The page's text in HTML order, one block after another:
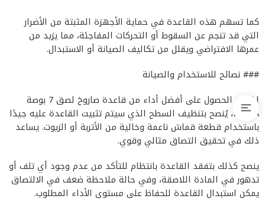
كما تسهم هذه القاعدة في حماية الأجهزة المثبتة من الأضرار
التي قد تنجم عن السقوط أو التحركات المفاجئة، مما يزيد من
عمرها الافتراضي ويقلل من تكاليف الصيانة أو الاستبدال.
### نصائح للاستخدام والصيانة
لضمان الحصول على أفضل أداء من قاعدة صاروخ لصق 7 بوصة
DUMA، يُنصح بتنظيف السطح الذي سيتم تثبيت القاعدة عليه جيدًا
باستخدام قطعة قماش ناعمة وخالية من الأتربة أو الزيوت. يساعد
ذلك في تحقيق التصاق مثالي وقوي.
ينصح كذلك بتفقد القاعدة بانتظام للتأكد من عدم وجود أي تلف أو
تدهور في المادة اللاصقة، وفي حالة ملاحظة ضعف في الالتصاق
يمكن استبدال القاعدة للحفاظ على مستوى الأداء المطلوب.